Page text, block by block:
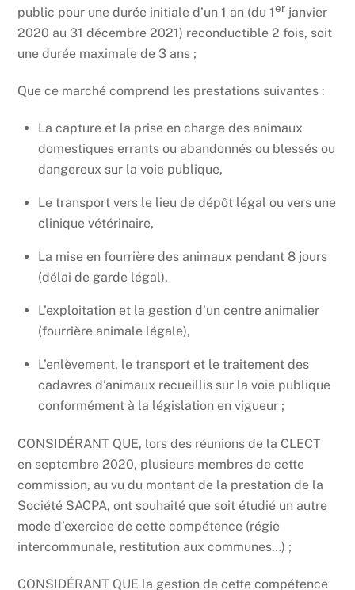
public pour une durée initiale d’un 1 an (du 1er janvier
2020 au 31 décembre 2021) reconductible 2 fois, soit
une durée maximale de 3 ans ;
Que ce marché comprend les prestations suivantes :
La capture et la prise en charge des animaux
domestiques errants ou abandonnés ou blessés ou
dangereux sur la voie publique,
Le transport vers le lieu de dépôt légal ou vers une
clinique vétérinaire,
La mise en fourrière des animaux pendant 8 jours
(délai de garde légal),
L’exploitation et la gestion d’un centre animalier
(fourrière animale légale),
L’enlèvement, le transport et le traitement des
cadavres d’animaux recueillis sur la voie publique
conformément à la législation en vigueur ;
CONSIDÉRANT QUE, lors des réunions de la CLECT
en septembre 2020, plusieurs membres de cette
commission, au vu du montant de la prestation de la
Société SACPA, ont souhaité que soit étudié un autre
mode d’exercice de cette compétence (régie
intercommunale, restitution aux communes…) ;
CONSIDÉRANT QUE la gestion de cette compétence